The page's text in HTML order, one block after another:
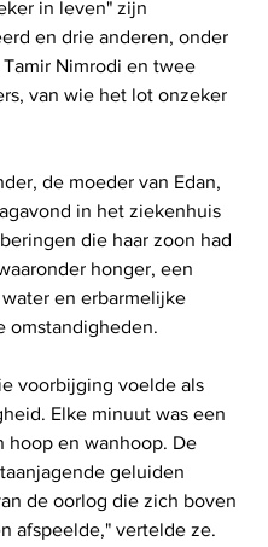
in leven" zijn
en drie anderen, onder
Nimrodi en twee
van wie het lot onzeker
de moeder van Edan,
in het ziekenhuis
die haar zoon had
honger, een
en erbarmelijke
omstandigheden.
voorbijging voelde als
Elke minuut was een
hoop en wanhoop. De
geluiden
de oorlog die zich boven
afspeelde," vertelde ze.